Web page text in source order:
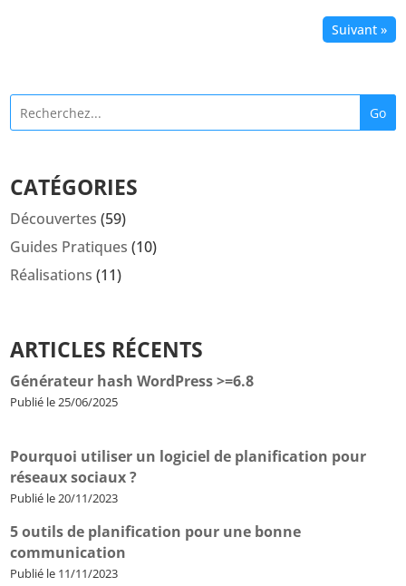
Suivant »
Go
CATÉGORIES
Découvertes (59)
Guides Pratiques (10)
Réalisations (11)
ARTICLES RÉCENTS
Générateur hash WordPress >=6.8
Publié le 25/06/2025
Pourquoi utiliser un logiciel de planification pour
réseaux sociaux ?
Publié le 20/11/2023
5 outils de planification pour une bonne
communication
Publié le 11/11/2023